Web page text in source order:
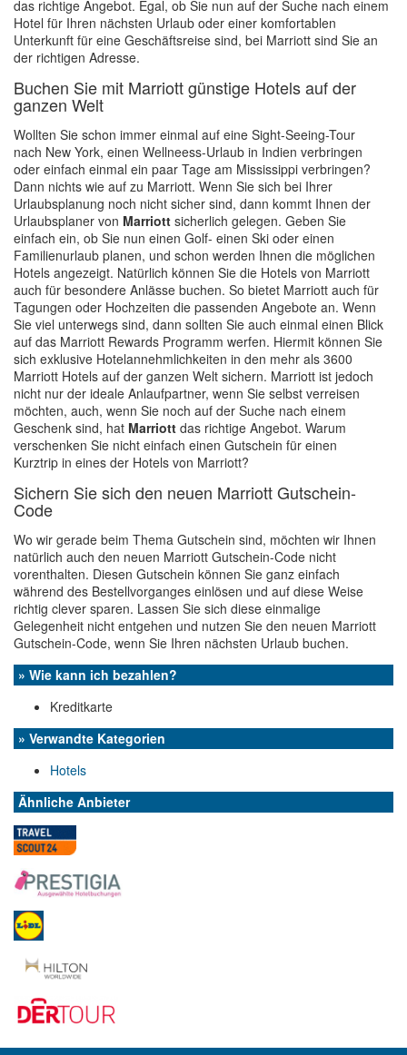
das richtige Angebot. Egal, ob Sie nun auf der Suche nach einem
Hotel für Ihren nächsten Urlaub oder einer komfortablen
Unterkunft für eine Geschäftsreise sind, bei Marriott sind Sie an
der richtigen Adresse.
Buchen Sie mit Marriott günstige Hotels auf der
ganzen Welt
Wollten Sie schon immer einmal auf eine Sight-Seeing-Tour
nach New York, einen Wellneess-Urlaub in Indien verbringen
oder einfach einmal ein paar Tage am Mississippi verbringen?
Dann nichts wie auf zu Marriott. Wenn Sie sich bei Ihrer
Urlaubsplanung noch nicht sicher sind, dann kommt Ihnen der
Urlaubsplaner von Marriott sicherlich gelegen. Geben Sie
einfach ein, ob Sie nun einen Golf- einen Ski oder einen
Familienurlaub planen, und schon werden Ihnen die möglichen
Hotels angezeigt. Natürlich können Sie die Hotels von Marriott
auch für besondere Anlässe buchen. So bietet Marriott auch für
Tagungen oder Hochzeiten die passenden Angebote an. Wenn
Sie viel unterwegs sind, dann sollten Sie auch einmal einen Blick
auf das Marriott Rewards Programm werfen. Hiermit können Sie
sich exklusive Hotelannehmlichkeiten in den mehr als 3600
Marriott Hotels auf der ganzen Welt sichern. Marriott ist jedoch
nicht nur der ideale Anlaufpartner, wenn Sie selbst verreisen
möchten, auch, wenn Sie noch auf der Suche nach einem
Geschenk sind, hat Marriott das richtige Angebot. Warum
verschenken Sie nicht einfach einen Gutschein für einen
Kurztrip in eines der Hotels von Marriott?
Sichern Sie sich den neuen Marriott Gutschein-
Code
Wo wir gerade beim Thema Gutschein sind, möchten wir Ihnen
natürlich auch den neuen Marriott Gutschein-Code nicht
vorenthalten. Diesen Gutschein können Sie ganz einfach
während des Bestellvorganges einlösen und auf diese Weise
richtig clever sparen. Lassen Sie sich diese einmalige
Gelegenheit nicht entgehen und nutzen Sie den neuen Marriott
Gutschein-Code, wenn Sie Ihren nächsten Urlaub buchen.
» Wie kann ich bezahlen?
Kreditkarte
» Verwandte Kategorien
Hotels
Ähnliche Anbieter